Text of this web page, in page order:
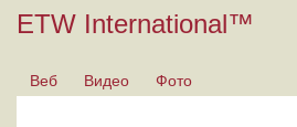
ETW International™
Веб
Видео Фото